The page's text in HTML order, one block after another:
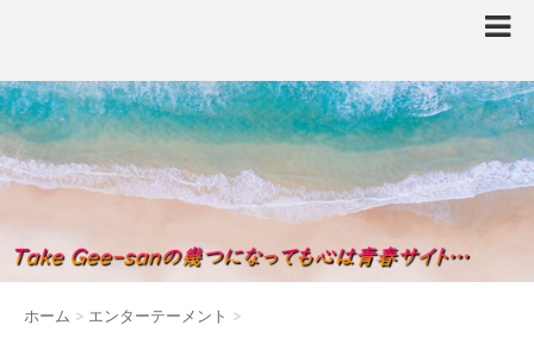
ホーム > エンターテーメント >